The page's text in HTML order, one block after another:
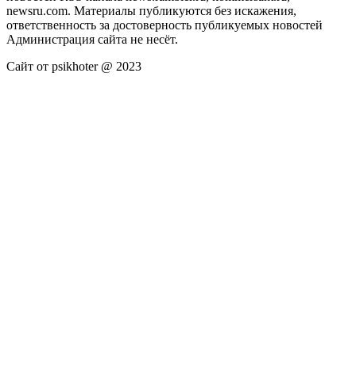
newsru.com. Материалы публикуются без искажения,
ответственность за достоверность публикуемых новостей
Администрация сайта не несёт.
Сайт от psikhoter @ 2023